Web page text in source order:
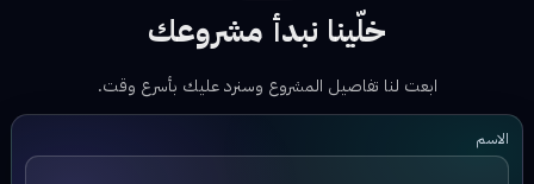
ابعت لنا تفاصيل المشروع وسنرد عليك بأسرع وقت.
الهاتف أو البريد